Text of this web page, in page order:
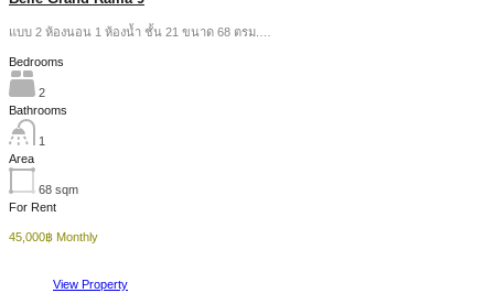
แบบ 2 ห้องนอน 1 ห้องน้ำ ชั้น 21 ขนาด 68 ตรม.…
Bedrooms
2
Bathrooms
1
Area
68 sqm
For Rent
45,000฿ Monthly
View Property